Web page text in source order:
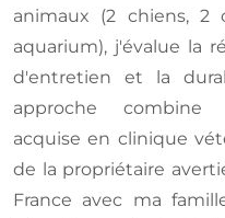
animaux (2 chiens,
aquarium), j'évalue la
d'entretien et la
approche combine
acquise en clinique
de la propriétaire
France avec ma